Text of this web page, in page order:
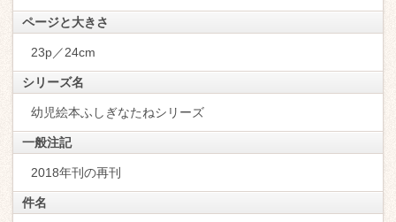
ページと大きさ
23p／24cm
シリーズ名
幼児絵本ふしぎなたねシリーズ
一般注記
2018年刊の再刊
件名